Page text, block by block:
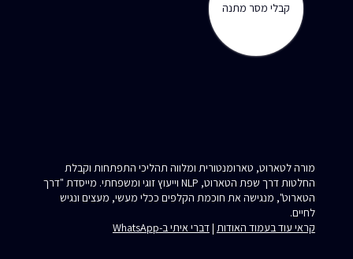
קבלי מסר מתנה
מורה לטארוט, טארומנטורית ומלווה תהליכי התפתחות וקבלת
החלטות דרך שפת הטארוט, NLP וייעוץ זוגי ומשפחתי. מייסדת "דרך
הטארוט", מנגישה את חוכמת הקלפים ככלי מעשי, מעצים ונגיש
לחיים.
קראי עוד בעמוד האודות |דברי איתי ב-WhatsApp